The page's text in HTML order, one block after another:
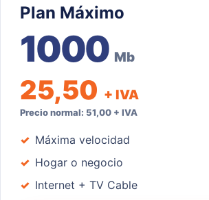
Plan Máximo
1000 Mb
25,50 + IVA
Precio normal: 51,00 + IVA
Máxima velocidad
Hogar o negocio
Internet + TV Cable